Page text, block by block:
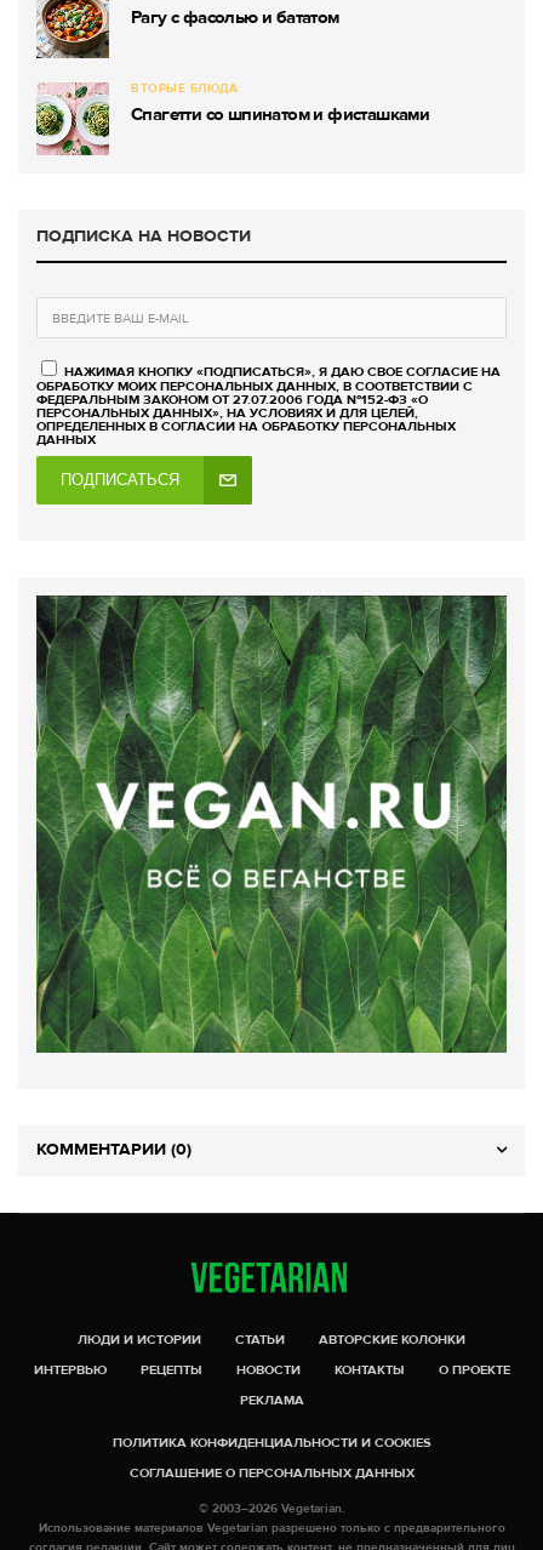
Рагу с фасолью и бататом
ВТОРЫЕ БЛЮДА
Спагетти со шпинатом и фисташками
ПОДПИСКА НА НОВОСТИ
НАЖИМАЯ КНОПКУ «ПОДПИСАТЬСЯ», Я ДАЮ СВОЕ СОГЛАСИЕ НА
ОБРАБОТКУ МОИХ ПЕРСОНАЛЬНЫХ ДАННЫХ, В СООТВЕТСТВИИ С
ФЕДЕРАЛЬНЫМ ЗАКОНОМ ОТ 27.07.2006 ГОДА №152-ФЗ «О
ПЕРСОНАЛЬНЫХ ДАННЫХ», НА УСЛОВИЯХ И ДЛЯ ЦЕЛЕЙ,
ОПРЕДЕЛЕННЫХ В СОГЛАСИИ НА ОБРАБОТКУ ПЕРСОНАЛЬНЫХ
ДАННЫХ
ПОДПИСАТЬСЯ
КОММЕНТАРИИ (0)
ЛЮДИ И ИСТОРИИ СТАТЬИ
АВТОРСКИЕ КОЛОНКИ
ИНТЕРВЬЮ
РЕЦЕПТЫ НОВОСТИ КОНТАКТЫ
О ПРОЕКТЕ
РЕКЛАМА
ПОЛИТИКА КОНФИДЕНЦИАЛЬНОСТИ И COOKIES
СОГЛАШЕНИЕ О ПЕРСОНАЛЬНЫХ ДАННЫХ
© 2003–2026 Vegetarian.
Использование материалов Vegetarian разрешено только с предварительного